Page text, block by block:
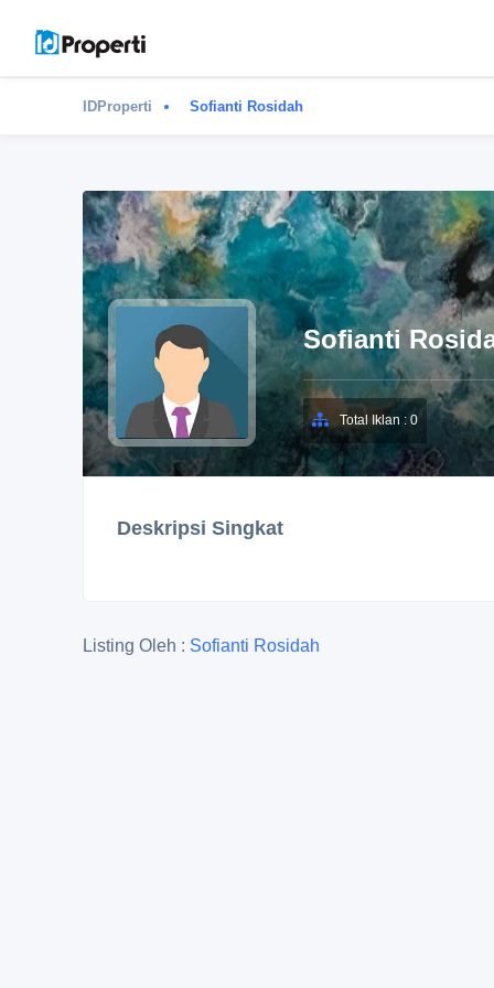
IDProperti Sofianti Rosidah
Sofianti
Total Iklan : 0
Deskripsi Singkat
Listing Oleh : Sofianti Rosidah